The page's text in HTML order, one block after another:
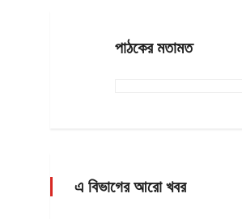
পাঠকের মতামত
এ বিভাগের আরো খবর